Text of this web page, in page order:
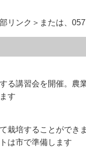
リンク＞ または、
る講習会を開催。農
す
栽培することができま
は市で準備します